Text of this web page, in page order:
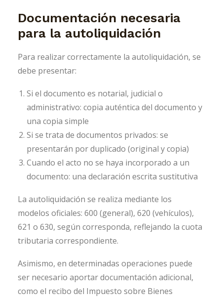
Documentación necesaria
para la autoliquidación
Para realizar correctamente la autoliquidación, se
debe presentar:
Si el documento es notarial, judicial o
administrativo: copia auténtica del documento y
una copia simple
Si se trata de documentos privados: se
presentarán por duplicado (original y copia)
Cuando el acto no se haya incorporado a un
documento: una declaración escrita sustitutiva
La autoliquidación se realiza mediante los
modelos oficiales: 600 (general), 620 (vehículos),
621 o 630, según corresponda, reflejando la cuota
tributaria correspondiente.
Asimismo, en determinadas operaciones puede
ser necesario aportar documentación adicional,
como el recibo del Impuesto sobre Bienes